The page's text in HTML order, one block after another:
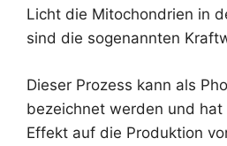
Licht die Mitochondrien in
sind die sogenannten
Dieser Prozess kann als
bezeichnet werden und hat
Effekt auf die Produktion